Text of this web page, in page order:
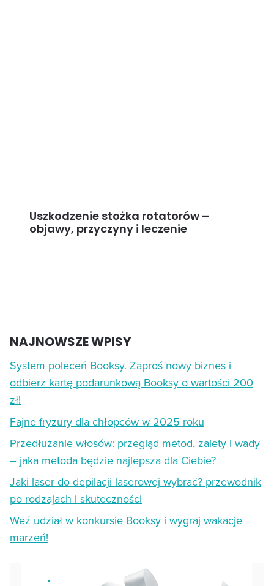
Uszkodzenie stożka rotatorów –
objawy, przyczyny i leczenie
NAJNOWSZE WPISY
System poleceń Booksy. Zaproś nowy biznes i
odbierz kartę podarunkową Booksy o wartości 200
zł!
Fajne fryzury dla chłopców w 2025 roku
Przedłużanie włosów: przegląd metod, zalety i wady
– jaka metoda będzie najlepsza dla Ciebie?
Jaki laser do depilacji laserowej wybrać? przewodnik
po rodzajach i skuteczności
Weź udział w konkursie Booksy i wygraj wakacje
marzeń!